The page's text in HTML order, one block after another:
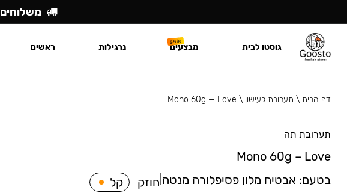
דף הבית\ תערובת לעישון \
Mono 60g — Love
תערובת תה
Mono 60g – Love
בטעם: אבטיח מלון פסיפלורה מנטה חוזק קל
משלוחים
גוסטו לבית מבצעים נרגילות ראשים